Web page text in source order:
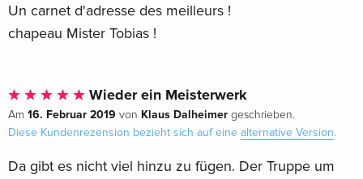
Un carnet d'adresse des meilleurs !
chapeau Mister Tobias !
Wieder ein Meisterwerk
Am 16. Februar 2019 von Klaus Dalheimer geschrieben.
Diese Kundenrezension bezieht sich auf eine alternative Version.
Da gibt es nicht viel hinzu zu fügen. Der Truppe um